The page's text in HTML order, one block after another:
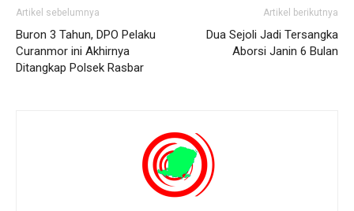
Artikel sebelumnya
Buron 3 Tahun, DPO Pelaku
Curanmor ini Akhirnya
Ditangkap Polsek Rasbar
Artikel berikutnya
Dua Sejoli Jadi Tersangka
Aborsi Janin 6 Bulan